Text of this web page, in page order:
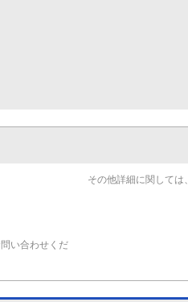
い合わせくだ
その他詳細に関しては、